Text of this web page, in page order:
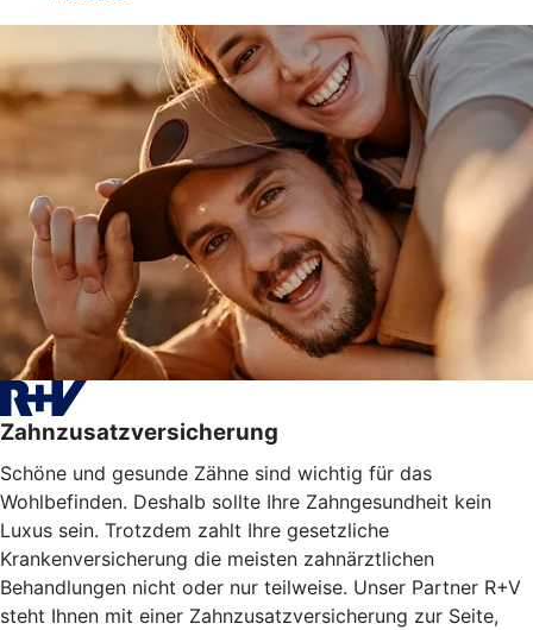
Zahnzusatzversicherung
Schöne und gesunde Zähne sind wichtig für das
Wohlbefinden. Deshalb sollte Ihre Zahngesundheit kein
Luxus sein. Trotzdem zahlt Ihre gesetzliche
Krankenversicherung die meisten zahnärztlichen
Behandlungen nicht oder nur teilweise. Unser Partner R+V
steht Ihnen mit einer Zahnzusatzversicherung zur Seite,